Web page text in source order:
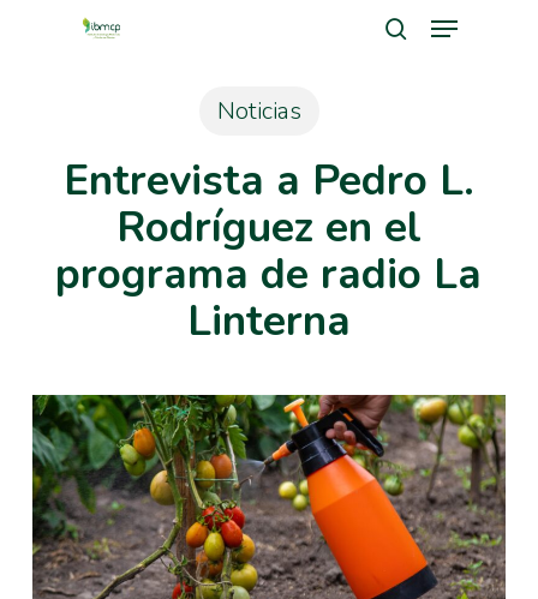
Menu
Noticias
Entrevista a Pedro L.
Rodríguez en el
programa de radio La
Linterna